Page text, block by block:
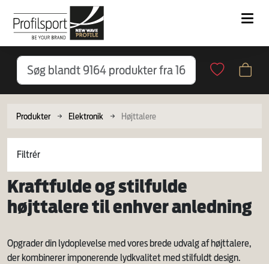
Produkter Elektronik Højttalere
Filtrér
Kraftfulde og stilfulde
højttalere til enhver anledning
Opgrader din lydoplevelse med vores brede udvalg af højttalere,
der kombinerer imponerende lydkvalitet med stilfuldt design.